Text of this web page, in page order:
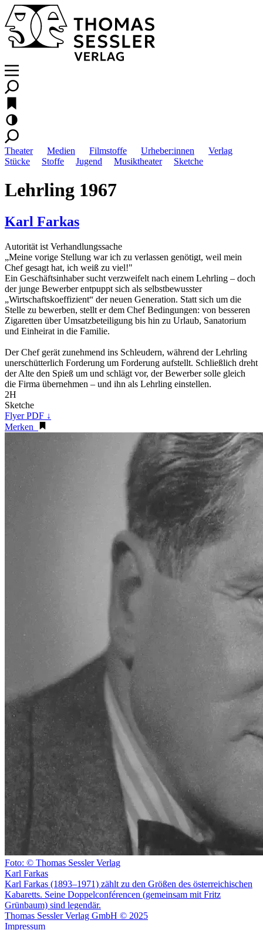
Theater Medien Filmstoffe Urheber:innen
Verlag
Stücke
Stoffe Jugend Musiktheater Sketche
Lehrling 1967
Karl Farkas
Autorität ist Verhandlungssache
„Meine vorige Stellung war ich zu verlassen genötigt, weil mein
Chef gesagt hat, ich weiß zu viel!"
Ein Geschäftsinhaber sucht verzweifelt nach einem Lehrling – doch
der junge Bewerber entpuppt sich als selbstbewusster
„Wirtschaftskoeffizient“ der neuen Generation. Statt sich um die
Stelle zu bewerben, stellt er dem Chef Bedingungen: von besseren
Zigaretten über Umsatzbeteiligung bis hin zu Urlaub, Sanatorium
und Einheirat in die Familie.
Der Chef gerät zunehmend ins Schleudern, während der Lehrling
unerschütterlich Forderung um Forderung aufstellt. Schließlich dreht
der Alte den Spieß um und schlägt vor, der Bewerber solle gleich
die Firma übernehmen – und ihn als Lehrling einstellen.
2H
Sketche
Flyer PDF ↓
Merken
Foto: © Thomas Sessler Verlag
Karl Farkas
Karl Farkas (1893–1971) zählt zu den Größen des österreichischen
Kabaretts. Seine Doppelconférencen (gemeinsam mit Fritz
Grünbaum) sind legendär.
Thomas Sessler Verlag GmbH © 2025
Impressum